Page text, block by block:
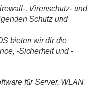
, Virenschutz- und
Schutz und
bieten wir dir die
-Sicherheit und -
für Server, WLAN